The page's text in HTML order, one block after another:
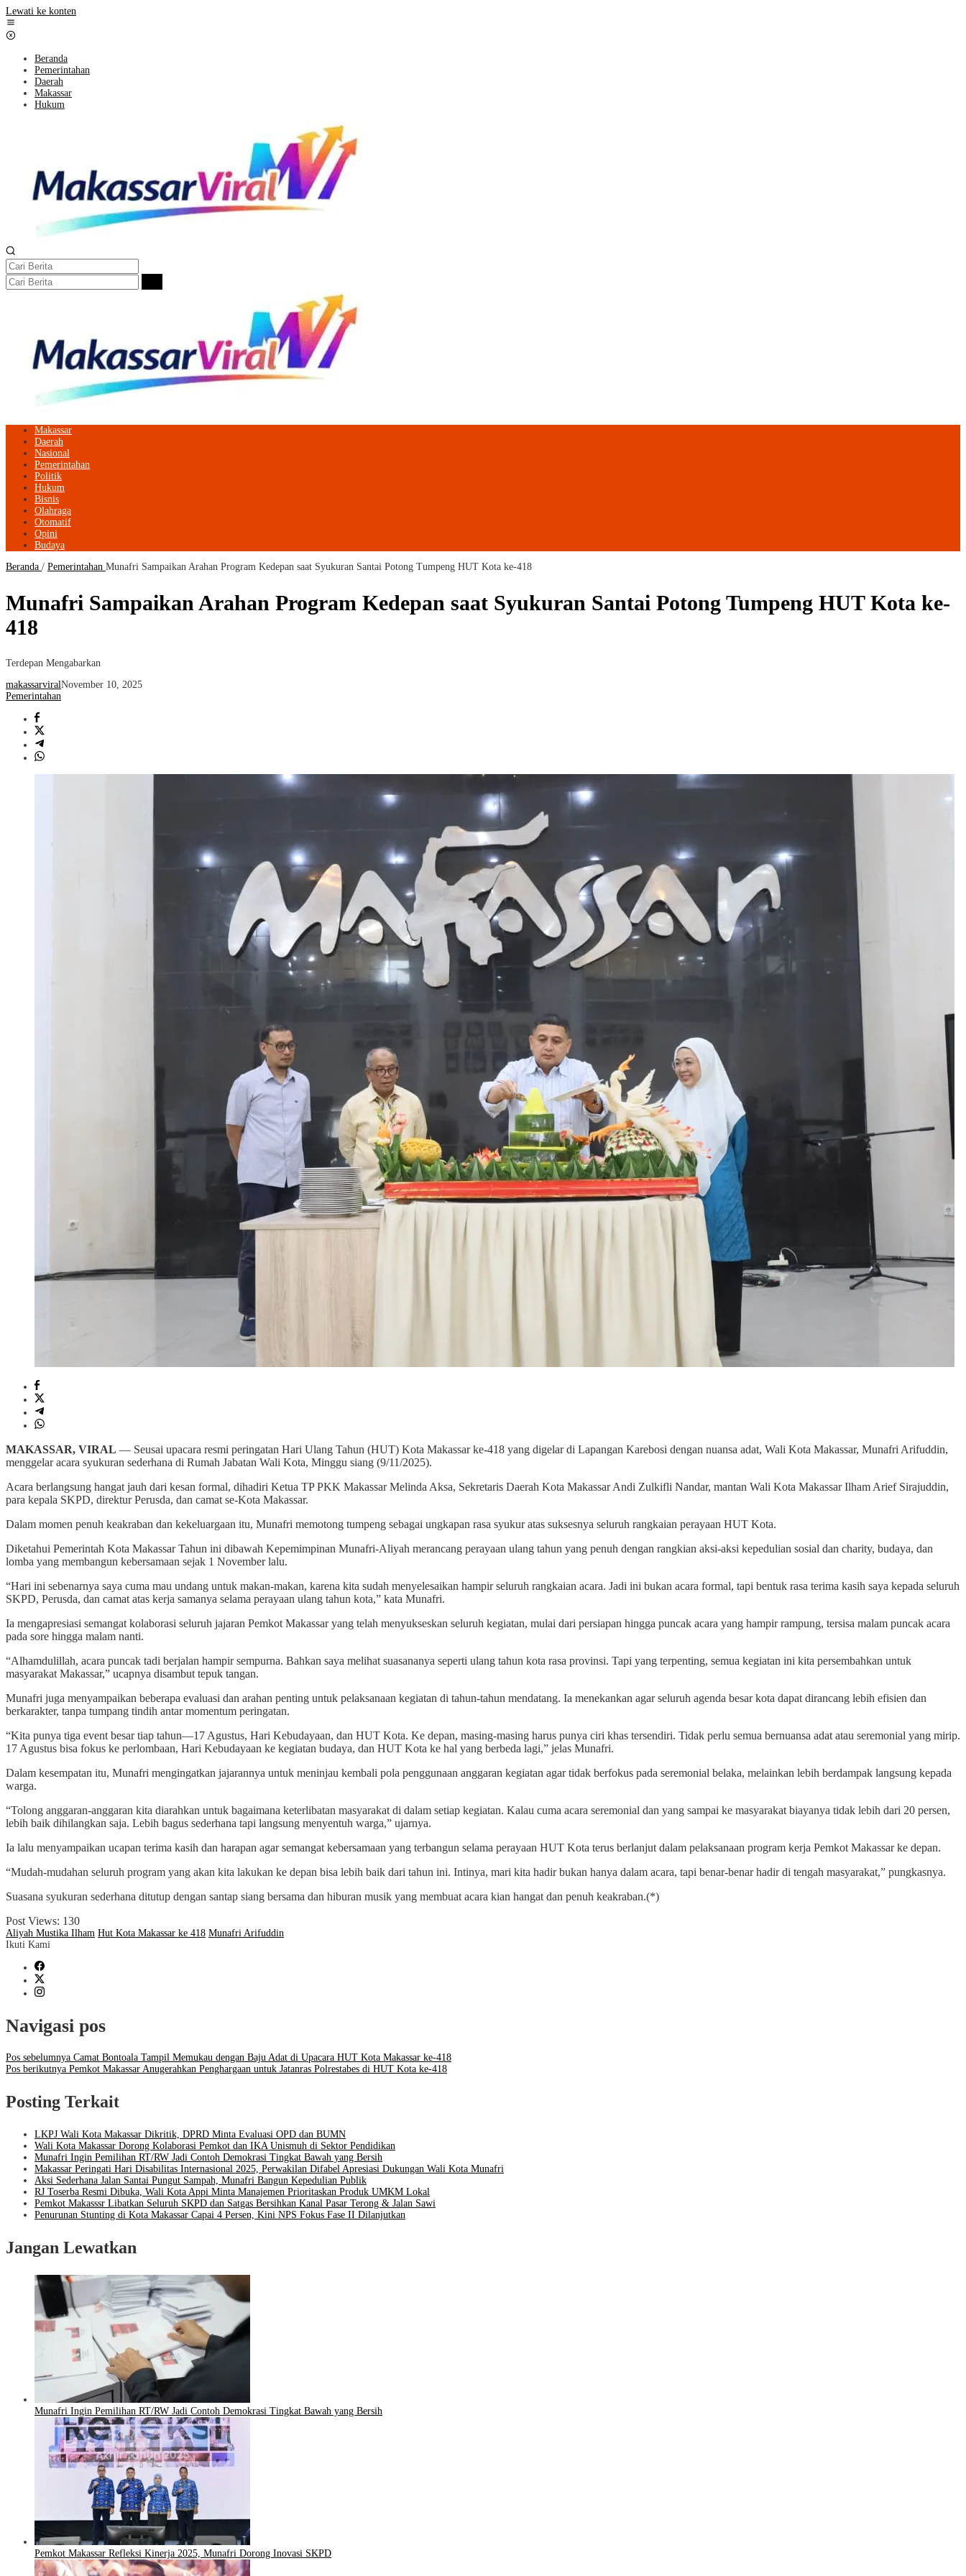
Lewati ke konten
Beranda
Pemerintahan
Daerah
Makassar
Hukum
Makassar
Daerah
Nasional
Pemerintahan
Politik
Hukum
Bisnis
Olahraga
Otomatif
Opini
Budaya
Beranda / Pemerintahan Munafri Sampaikan Arahan Program Kedepan saat Syukuran Santai Potong Tumpeng HUT Kota ke-418
Munafri Sampaikan Arahan Program Kedepan saat Syukuran Santai Potong Tumpeng HUT Kota ke-
418
Terdepan Mengabarkan
makassarviralNovember 10, 2025
Pemerintahan
MAKASSAR, VIRAL — Seusai upacara resmi peringatan Hari Ulang Tahun (HUT) Kota Makassar ke-418 yang digelar di Lapangan Karebosi dengan nuansa adat, Wali Kota Makassar, Munafri Arifuddin,
menggelar acara syukuran sederhana di Rumah Jabatan Wali Kota, Minggu siang (9/11/2025).
Acara berlangsung hangat jauh dari kesan formal, dihadiri Ketua TP PKK Makassar Melinda Aksa, Sekretaris Daerah Kota Makassar Andi Zulkifli Nandar, mantan Wali Kota Makassar Ilham Arief Sirajuddin,
para kepala SKPD, direktur Perusda, dan camat se-Kota Makassar.
Dalam momen penuh keakraban dan kekeluargaan itu, Munafri memotong tumpeng sebagai ungkapan rasa syukur atas suksesnya seluruh rangkaian perayaan HUT Kota.
Diketahui Pemerintah Kota Makassar Tahun ini dibawah Kepemimpinan Munafri-Aliyah merancang perayaan ulang tahun yang penuh dengan rangkian aksi-aksi kepedulian sosial dan charity, budaya, dan
lomba yang membangun kebersamaan sejak 1 November lalu.
“Hari ini sebenarnya saya cuma mau undang untuk makan-makan, karena kita sudah menyelesaikan hampir seluruh rangkaian acara. Jadi ini bukan acara formal, tapi bentuk rasa terima kasih saya kepada seluruh
SKPD, Perusda, dan camat atas kerja samanya selama perayaan ulang tahun kota,” kata Munafri.
Ia mengapresiasi semangat kolaborasi seluruh jajaran Pemkot Makassar yang telah menyukseskan seluruh kegiatan, mulai dari persiapan hingga puncak acara yang hampir rampung, tersisa malam puncak acara
pada sore hingga malam nanti.
“Alhamdulillah, acara puncak tadi berjalan hampir sempurna. Bahkan saya melihat suasananya seperti ulang tahun kota rasa provinsi. Tapi yang terpenting, semua kegiatan ini kita persembahkan untuk
masyarakat Makassar,” ucapnya disambut tepuk tangan.
Munafri juga menyampaikan beberapa evaluasi dan arahan penting untuk pelaksanaan kegiatan di tahun-tahun mendatang. Ia menekankan agar seluruh agenda besar kota dapat dirancang lebih efisien dan
berkarakter, tanpa tumpang tindih antar momentum peringatan.
“Kita punya tiga event besar tiap tahun—17 Agustus, Hari Kebudayaan, dan HUT Kota. Ke depan, masing-masing harus punya ciri khas tersendiri. Tidak perlu semua bernuansa adat atau seremonial yang mirip.
17 Agustus bisa fokus ke perlombaan, Hari Kebudayaan ke kegiatan budaya, dan HUT Kota ke hal yang berbeda lagi,” jelas Munafri.
Dalam kesempatan itu, Munafri mengingatkan jajarannya untuk meninjau kembali pola penggunaan anggaran kegiatan agar tidak berfokus pada seremonial belaka, melainkan lebih berdampak langsung kepada
warga.
“Tolong anggaran-anggaran kita diarahkan untuk bagaimana keterlibatan masyarakat di dalam setiap kegiatan. Kalau cuma acara seremonial dan yang sampai ke masyarakat biayanya tidak lebih dari 20 persen,
lebih baik dihilangkan saja. Lebih bagus sederhana tapi langsung menyentuh warga,” ujarnya.
Ia lalu menyampaikan ucapan terima kasih dan harapan agar semangat kebersamaan yang terbangun selama perayaan HUT Kota terus berlanjut dalam pelaksanaan program kerja Pemkot Makassar ke depan.
“Mudah-mudahan seluruh program yang akan kita lakukan ke depan bisa lebih baik dari tahun ini. Intinya, mari kita hadir bukan hanya dalam acara, tapi benar-benar hadir di tengah masyarakat,” pungkasnya.
Suasana syukuran sederhana ditutup dengan santap siang bersama dan hiburan musik yang membuat acara kian hangat dan penuh keakraban.(*)
Post Views: 130
Aliyah Mustika Ilham Hut Kota Makassar ke 418 Munafri Arifuddin
Ikuti Kami
Navigasi pos
Pos sebelumnya Camat Bontoala Tampil Memukau dengan Baju Adat di Upacara HUT Kota Makassar ke-418
Pos berikutnya Pemkot Makassar Anugerahkan Penghargaan untuk Jatanras Polrestabes di HUT Kota ke-418
Posting Terkait
LKPJ Wali Kota Makassar Dikritik, DPRD Minta Evaluasi OPD dan BUMN
Wali Kota Makassar Dorong Kolaborasi Pemkot dan IKA Unismuh di Sektor Pendidikan
Munafri Ingin Pemilihan RT/RW Jadi Contoh Demokrasi Tingkat Bawah yang Bersih
Makassar Peringati Hari Disabilitas Internasional 2025, Perwakilan Difabel Apresiasi Dukungan Wali Kota Munafri
Aksi Sederhana Jalan Santai Pungut Sampah, Munafri Bangun Kepedulian Publik
RJ Toserba Resmi Dibuka, Wali Kota Appi Minta Manajemen Prioritaskan Produk UMKM Lokal
Pemkot Makasssr Libatkan Seluruh SKPD dan Satgas Bersihkan Kanal Pasar Terong & Jalan Sawi
Penurunan Stunting di Kota Makassar Capai 4 Persen, Kini NPS Fokus Fase II Dilanjutkan
Jangan Lewatkan
Munafri Ingin Pemilihan RT/RW Jadi Contoh Demokrasi Tingkat Bawah yang Bersih
Pemkot Makassar Refleksi Kinerja 2025, Munafri Dorong Inovasi SKPD